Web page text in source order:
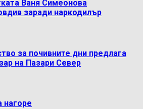
Ваня Симеонова
заради наркодилър
за почивните дни предлага
на Пазари Север
нагоре